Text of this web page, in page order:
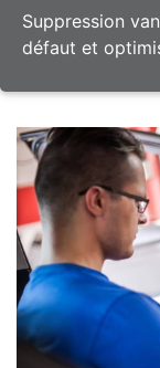
Suppression
défaut et